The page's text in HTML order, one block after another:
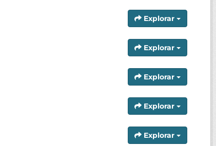
Explorar
Explorar
Explorar
Explorar
Explorar